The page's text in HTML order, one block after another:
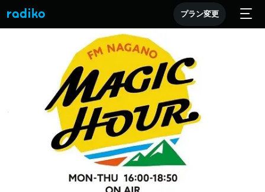
プラン変更